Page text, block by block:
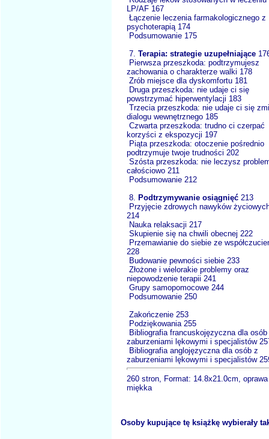
LP/AF 167
Łączenie leczenia farmakologicznego z
psychoterapią 174
Podsumowanie 175
7. Terapia: strategie uzupełniające
Pierwsza przeszkoda: podtrzymujesz
zachowania o charakterze walki 178
Zrób miejsce dla dyskomfortu 181
Druga przeszkoda: nie udaje ci się
powstrzymać hiperwentylacji 183
Trzecia przeszkoda: nie udaje ci się
dialogu wewnętrznego 185
Czwarta przeszkoda: trudno ci czerpać
korzyści z ekspozycji 197
Piąta przeszkoda: otoczenie pośrednio
podtrzymuje twoje trudności 202
Szósta przeszkoda: nie leczysz
całościowo 211
Podsumowanie 212
8.
Podtrzymywanie osiągnięć 213
Przyjęcie zdrowych nawyków
214
Nauka relaksacji 217
Skupienie się na chwili obecnej 222
Przemawianie do siebie ze
228
Budowanie pewności siebie 233
Złożone i wielorakie problemy oraz
niepowodzenie terapii 241
Grupy samopomocowe 244
Podsumowanie 250
Zakończenie 253
Podziękowania 255
Bibliografia francuskojęzyczna dla
zaburzeniami lękowymi i specjalistów
Bibliografia anglojęzyczna dla osób z
zaburzeniami lękowymi i specjalistów
260 stron, Format: 14.8x21.0cm, oprawa
miękka
Osoby kupujące tę książkę wybierały